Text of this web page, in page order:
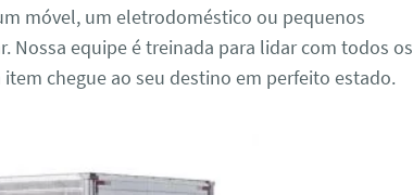
móvel, um eletrodoméstico ou pequenos
Nossa equipe é treinada para lidar com todos os
chegue ao seu destino em perfeito estado.